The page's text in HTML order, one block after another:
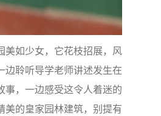
美如少女，它花枝招展，风
边聆听导学老师讲述发生在
事，一边感受这令人着迷的
美的皇家园林建筑，别提有